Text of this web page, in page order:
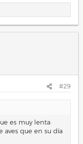
#29
es muy lenta
aves que en su día